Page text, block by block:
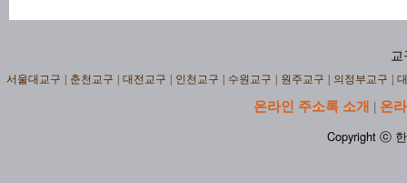
교
서울대교구 춘천교구 대전교구 인천교구 수원교구 원주교구 의정부교구
온라인 주소록 소개 | 온
Copyright ⓒ